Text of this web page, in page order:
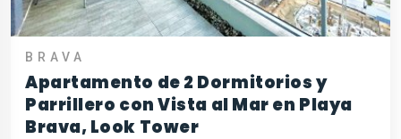
BRAVA
Apartamento de 2 Dormitorios y
Parrillero con Vista al Mar en Playa
Brava, Look Tower